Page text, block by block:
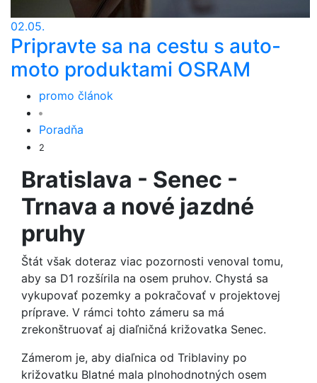
02.05.
Pripravte sa na cestu s auto-
moto produktami OSRAM
promo článok
Poradňa
2
Bratislava - Senec -
Trnava a nové jazdné
pruhy
Štát však doteraz viac pozornosti venoval tomu,
aby sa D1 rozšírila na osem pruhov. Chystá sa
vykupovať pozemky a pokračovať v projektovej
príprave. V rámci tohto zámeru sa má
zrekonštruovať aj diaľničná križovatka Senec.
Zámerom je, aby diaľnica od Triblaviny po
križovatku Blatné mala plnohodnotných osem